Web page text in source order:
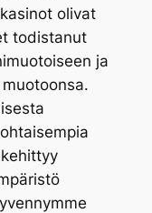
olivat
todistanut
ja